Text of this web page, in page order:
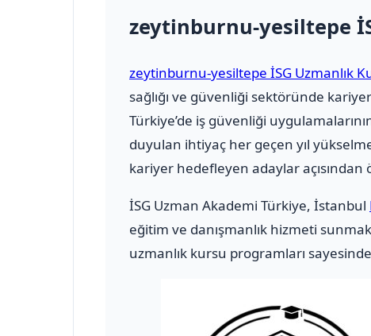
zeytinburnu-yesiltepe
zeytinburnu-yesiltepe İSG Uzmanlık
sağlığı ve güvenliği sektöründe
Türkiye’de iş güvenliği
duyulan ihtiyaç her geçen yıl
kariyer hedefleyen adaylar
İSG Uzman Akademi Türkiye, İstanbul
eğitim ve danışmanlık hizmeti
uzmanlık kursu programları